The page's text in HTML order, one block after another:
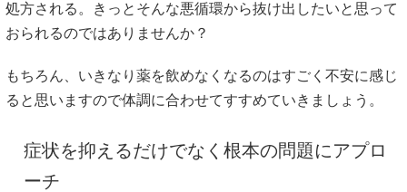
処方される。きっとそんな悪循環から抜け出したいと思って
おられるのではありませんか？
もちろん、いきなり薬を飲めなくなるのはすごく不安に感じ
ると思いますので体調に合わせてすすめていきましょう。
症状を抑えるだけでなく根本の問題にアプロ
ーチ